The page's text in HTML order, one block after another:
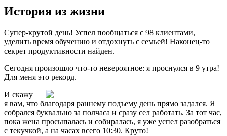
История из жизни
Супер-крутой день! Успел пообщаться с 98 клиентами,
уделить время обучению и отдохнуть с семьей! Наконец-то
секрет продуктивности найден.
Сегодня произошло что-то невероятное: я проснулся в 9 утра!
Для меня это рекорд.
И скажу
я вам, что благодаря раннему подъему день прямо задался. Я
собрался буквально за полчаса и сразу сел работать. За тот час,
пока жена просыпалась и собиралась, я уже успел разобраться
с текучкой, а на часах всего 10:30. Круто!